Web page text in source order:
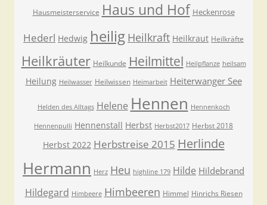
Hausmeisterservice Haus und Hof Heckenrose
Hederl Hedwig heilig Heilkraft Heilkraut Heilkräfte
Heilkräuter Heilkunde Heilmittel Heilpflanze heilsam
Heilung Heilwasser Heilwissen Heimarbeit Heiterwanger See
Helden des Alltags Helene Hennen Hennenkoch
Hennenpulli Hennenstall Herbst Herbst2017 Herbst 2018
Herbst 2022 Herbstreise 2015 Herlinde
Hermann Herz Heu highline 179 Hilde Hildebrand
Hildegard Himbeere Himbeeren Himmel Hinrichs Riesen